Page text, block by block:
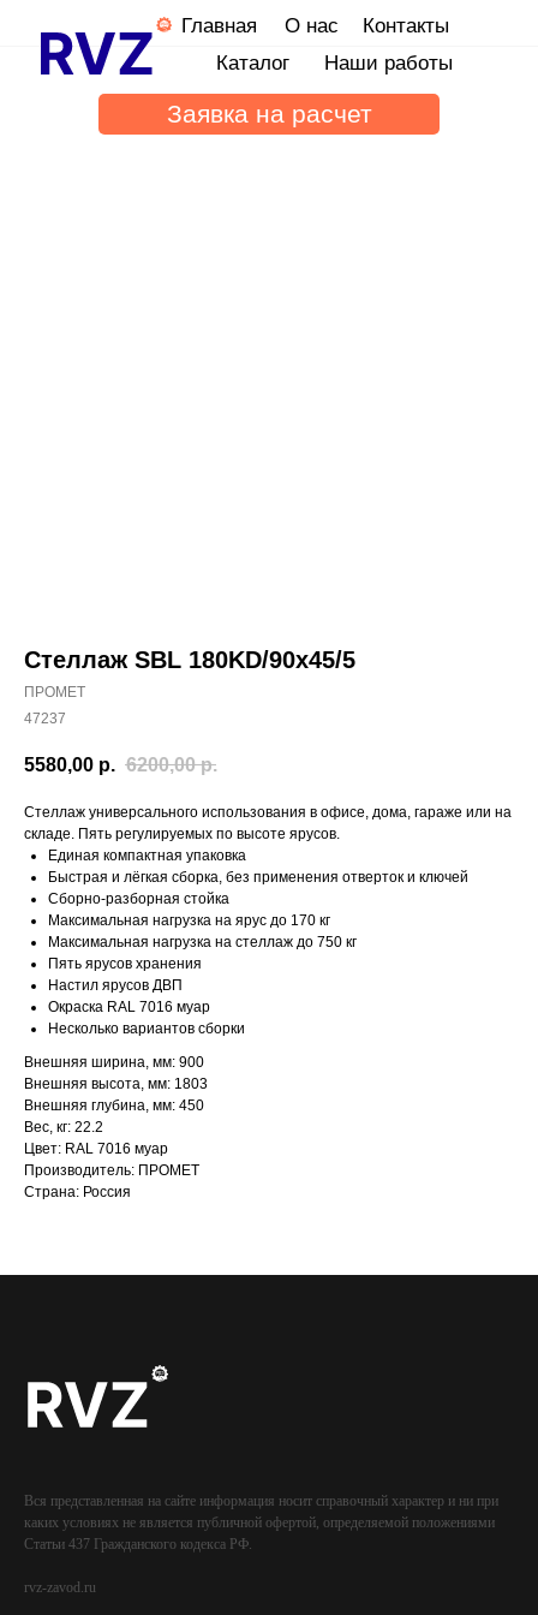
Главная
О нас
Наши работы
Каталог
Контакты
Заявка на расчет
Стеллаж SBL 180KD/90x45/5
ПРОМЕТ
47237
5580,00 р. 6200,00 р.
Стеллаж универсального использования в офисе, дома, гараже или на
складе. Пять регулируемых по высоте ярусов.
Единая компактная упаковка
Быстрая и лёгкая сборка, без применения отверток и ключей
Сборно-разборная стойка
Максимальная нагрузка на ярус до 170 кг
Максимальная нагрузка на стеллаж до 750 кг
Пять ярусов хранения
Настил ярусов ДВП
Окраска RAL 7016 муар
Несколько вариантов сборки
Внешняя ширина, мм: 900
Внешняя высота, мм: 1803
Внешняя глубина, мм: 450
Вес, кг: 22.2
Цвет: RAL 7016 муар
Производитель: ПРОМЕТ
Страна: Россия
Вся представленная на сайте информация носит справочный характер и ни при
каких условиях не является публичной офертой, определяемой положениями
Статьи 437 Гражданского кодекса РФ.
rvz-zavod.ru